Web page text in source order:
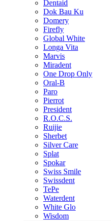
Dentaid
Dok Bau Ku
Domery
Firefly
Global White
Longa Vita
Marvis
Miradent
One Drop Only
Oral-B
Paro
Pierrot
President
R.O.C.S.
Ruijie
Sherbet
Silver Care
Splat
Spokar
Swiss Smile
Swissdent
TePe
Waterdent
White Glo
Wisdom